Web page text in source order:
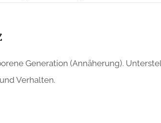
Generation (Annäherung).
Verhalten.